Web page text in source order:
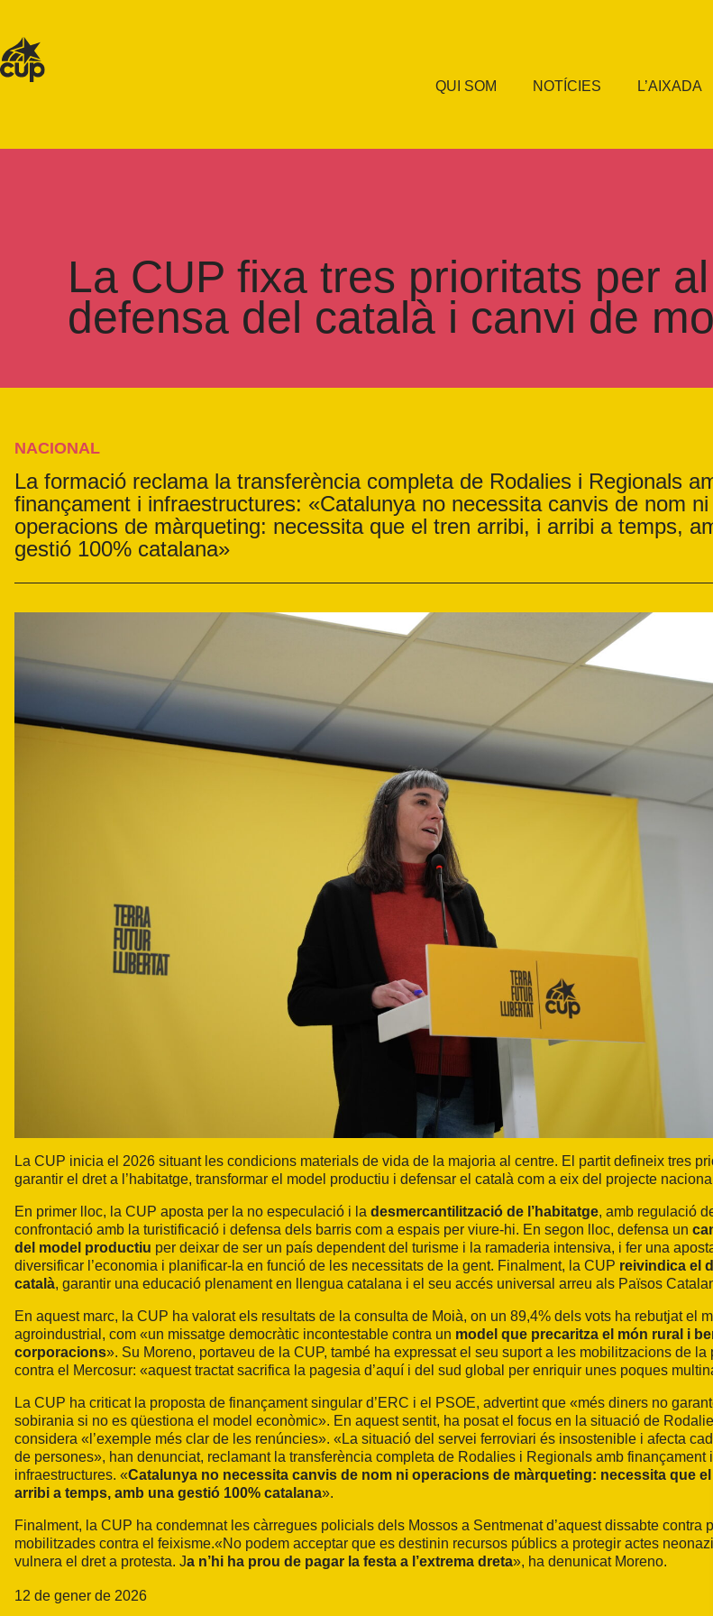
QUI SOM NOTÍCIES L’AIXADA
La CUP fixa tres prioritats per
defensa del català i canvi de
NACIONAL
La formació reclama la transferència completa de Rodalies i Regionals
finançament i infraestructures: «Catalunya no necessita canvis de nom ni
operacions de màrqueting: necessita que el tren arribi, i arribi a temps,
gestió 100% catalana»
La CUP inicia el 2026 situant les condicions materials de vida de la majoria al centre. El partit defineix tres
garantir el dret a l’habitatge, transformar el model productiu i defensar el català com a eix del projecte
En primer lloc, la CUP aposta per la no especulació i la desmercantilització de l’habitatge, amb regulació
confrontació amb la turistificació i defensa dels barris com a espais per viure-hi. En segon lloc, defensa un
del model productiu per deixar de ser un país dependent del turisme i la ramaderia intensiva, i fer una
diversificar l’economia i planificar-la en funció de les necessitats de la gent. Finalment, la CUP reivindica el
català, garantir una educació plenament en llengua catalana i el seu accés universal arreu als Països
En aquest marc, la CUP ha valorat els resultats de la consulta de Moià, on un 89,4% dels vots ha rebutjat el
agroindustrial, com «un missatge democràtic incontestable contra un model que precaritza el món rural i
corporacions». Su Moreno, portaveu de la CUP, també ha expressat el seu suport a les mobilitzacions de la
contra el Mercosur: «aquest tractat sacrifica la pagesia d’aquí i del sud global per enriquir unes poques
La CUP ha criticat la proposta de finançament singular d’ERC i el PSOE, advertint que «més diners no
sobirania si no es qüestiona el model econòmic». En aquest sentit, ha posat el focus en la situació de
considera «l’exemple més clar de les renúncies». «La situació del servei ferroviari és insostenible i afecta
de persones», han denunciat, reclamant la transferència completa de Rodalies i Regionals amb finançament i
infraestructures. «Catalunya no necessita canvis de nom ni operacions de màrqueting: necessita que el
arribi a temps, amb una gestió 100% catalana».
Finalment, la CUP ha condemnat les càrregues policials dels Mossos a Sentmenat d’aquest dissabte contra
mobilitzades contra el feixisme.«No podem acceptar que es destinin recursos públics a protegir actes
vulnera el dret a protesta. Ja n’hi ha prou de pagar la festa a l’extrema dreta», ha denunicat Moreno.
12 de gener de 2026